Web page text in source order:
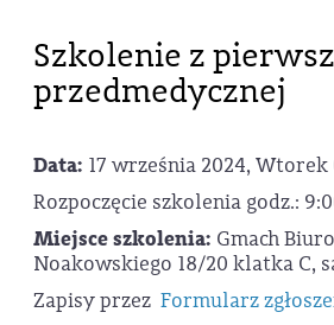
Szkolenie z
przedmedycznej
Data: 17 września 2024, Wtorek
Rozpoczęcie szkolenia godz.:
Miejsce szkolenia: Gmach
Noakowskiego 18/20 klatka C,
Zapisy przez Formularz